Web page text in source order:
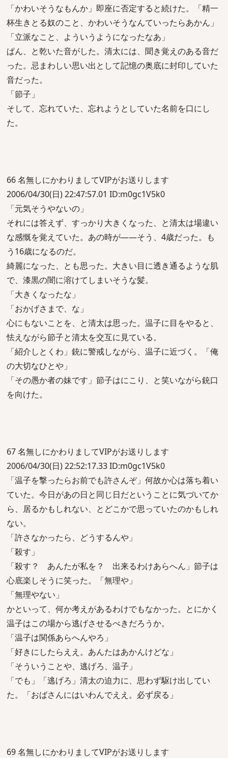
「かわいそうなもんか」即座に否定すると続けた。「精一
杯生きとる奴のこと、かわいそうなんていったらあかん」
「立派なこと、よういうようになったなあ」
ぱん、と乾いた音がした。清太には、聞き覚えのある音だ
った。忌まわしい思い出として記憶の奥底に封印していた
音だった。
「節子」
そして、忘れていた、忘れようとしていた名前を口にし
た。
66 名無しにかわりましてVIPがお送りします
2006/04/30(日) 22:47:57.01 ID:m0gc1V5k0
「元気そうやないの」
それには答えず、すっかり大きくなった、と清太は場違い
な感慨を覚えていた。あの時が――そう、4歳だった。も
う16歳になるのだ。
綺麗になった、とも思った。大きい目に透き通るような肌
で、漆黒の闇に溶けてしまいそうな髪。
「大きくなったな」
「おかげさまで、な」
心にもないことを、と清太は思った。温子に目をやると、
怯えながら節子と清太を交互に見ている。
「紹介しとくわ」銃に警戒しながら、温子に近づく。「俺
の大切なひとや」
「その愚か者の妹です」節子はにこり、と笑いながら銃口
を向けた。
67 名無しにかわりましてVIPがお送りします
2006/04/30(日) 22:52:17.33 ID:m0gc1V5k0
「温子を撃ったらお前でも許さんぞ」何故か心は落ち着い
ていた。今日があの日と同じ日だということに気づいてか
ら、居るかもしれない、とどこかで思っていたのかもしれ
ない。
「許さなかったら、どうするんや」
「殺す」
「殺す？ あんたが私を？ 出来るわけあらへん」節子は
心底楽しそうに笑った。「無理や」
「無理やない」
かといって、何か考えがあるわけでもなかった。とにかく
温子はこの場から逃げさせるべきだろうか。
「温子は関係あらへんやろ」
「好きにしたらええ。あんたはあかんけどな」
「そういうことや、逃げろ、温子」
「でも」「逃げろ」清太の迫力に、思わず駆け出してい
た。「おばさんにはいわんでええ。必ず戻る」
69 名無しにかわりましてVIPがお送りします